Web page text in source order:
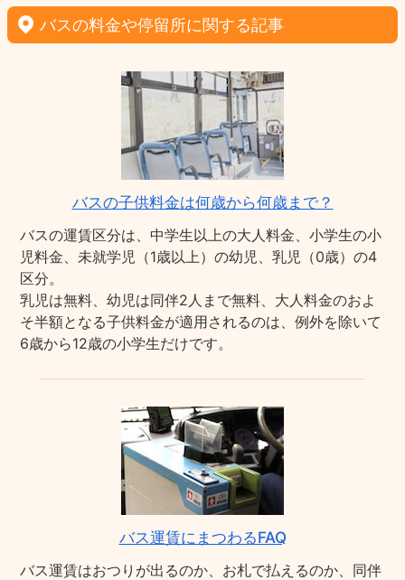
バスの料金や停留所に関する記事
バスの子供料金は何歳から何歳まで？
バスの運賃区分は、中学生以上の大人料金、小学生の小
児料金、未就学児（1歳以上）の幼児、乳児（0歳）の4
区分。
乳児は無料、幼児は同伴2人まで無料、大人料金のおよ
そ半額となる子供料金が適用されるのは、例外を除いて
6歳から12歳の小学生だけです。
バス運賃にまつわるFAQ
バス運賃はおつりが出るのか、お札で払えるのか、同伴